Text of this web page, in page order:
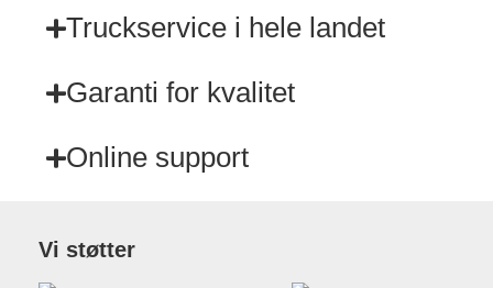
Truckservice i hele landet
Garanti for kvalitet
Online support
Vi støtter